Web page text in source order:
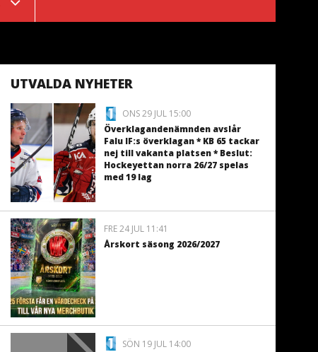
UTVALDA NYHETER
ONS 29 JUL 15:00
Överklagandenämnden avslår
Falu IF:s överklagan * KB 65 tackar
nej till vakanta platsen * Beslut:
Hockeyettan norra 26/27 spelas
med 19 lag
FRE 24 JUL 11:41
Årskort säsong 2026/2027
SÖN 19 JUL 14:00